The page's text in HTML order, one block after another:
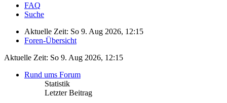
FAQ
Suche
Aktuelle Zeit: So 9. Aug 2026, 12:15
Foren-Übersicht
Aktuelle Zeit: So 9. Aug 2026, 12:15
Rund ums Forum
Statistik
Letzter Beitrag